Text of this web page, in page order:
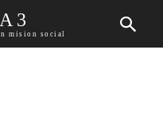
3
mision social